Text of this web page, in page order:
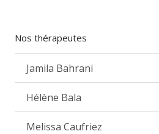
Nos thérapeutes
Jamila Bahrani
Hélène Bala
Melissa Caufriez